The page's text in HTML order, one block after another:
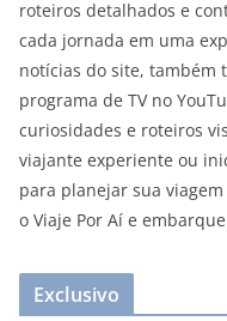
roteiros detalhados e
cada jornada em uma
notícias do site, também
programa de TV no
curiosidades e roteiros
viajante experiente ou
para planejar sua
o Viaje Por Aí e
Exclusivo